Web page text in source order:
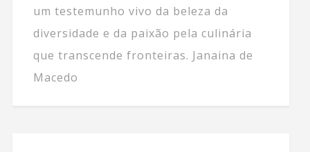
um testemunho vivo da beleza da
diversidade e da paixão pela culinária
que transcende fronteiras. Janaina de
Macedo